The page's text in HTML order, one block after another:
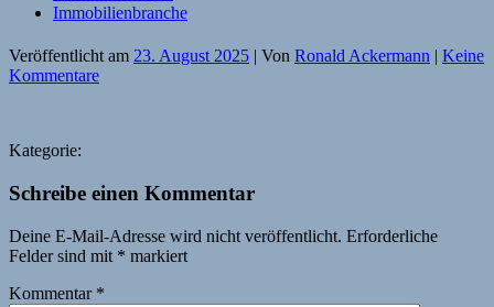
Immobilienbranche
Veröffentlicht am 23. August 2025 | Von Ronald Ackermann | Keine
Kommentare
Kategorie:
Schreibe einen Kommentar
Deine E-Mail-Adresse wird nicht veröffentlicht. Erforderliche
Felder sind mit * markiert
Kommentar *